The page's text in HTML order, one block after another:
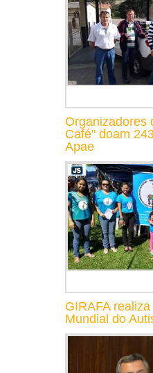
Organizadores
Café" doam
Apae
GIRAFA
Mundial do